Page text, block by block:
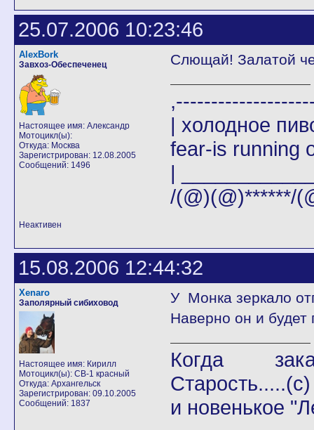
25.07.2006 10:23:46
AlexBork
Завхоз-Обеспеченец
Настоящее имя: Александр
Мотоцикл(ы):
Откуда: Москва
Зарегистрирован: 12.08.2005
Сообщений: 1496
Слющай! Залатой
| холодное
fear-is running
|
/(@)(@)******/
Неактивен
15.08.2006 12:44:32
Xenaro
Заполярный сибиховод
Настоящее имя: Кирилл
Мотоцикл(ы): СВ-1 красный
Откуда: Архангельск
Зарегистрирован: 09.10.2005
Сообщений: 1837
У Монка зеркало
Наверно он и
Когда
Старость.....(с)
и новенькое